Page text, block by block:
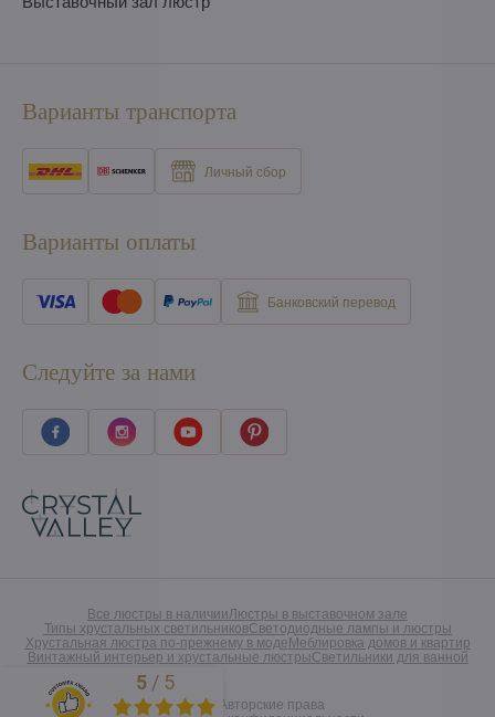
Варианты транспорта
Личный сбор
Варианты оплаты
Банковский перевод
Следуйте за нами
Все люстры в наличииЛюстры в выставочном зале
Типы хрустальных светильниковСветодиодные лампы и люстры
Хрустальная люстра по-прежнему в моде Меблировка домов и квартир
Винтажный интерьер и хрустальные люстрыСветильники для ванной
©2026Авторские права
Excellent
5 / 5